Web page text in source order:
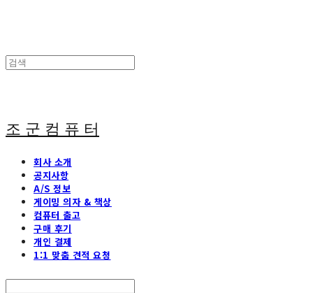
조 군 컴 퓨 터
회사 소개
공지사항
A/S 정보
게이밍 의자 & 책상
컴퓨터 출고
구매 후기
개인 결제
1:1 맞춤 견적 요청